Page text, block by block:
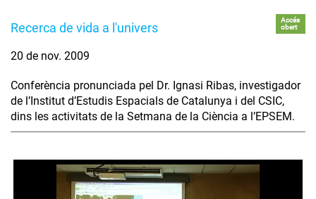
Recerca de vida a l'univers
Accés
obert
20 de nov. 2009
Conferència pronunciada pel Dr. Ignasi Ribas, investigador
de l’Institut d’Estudis Espacials de Catalunya i del CSIC,
dins les activitats de la Setmana de la Ciència a l’EPSEM.